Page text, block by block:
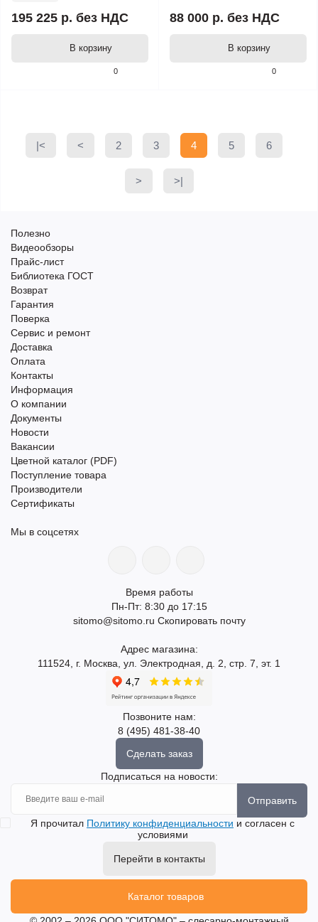
0
195 225 р. без НДС
В корзину
0
88 000 р. без НДС
В корзину
|< < 2 3 4 5 6
> >|
Полезно
Видеообзоры
Прайс-лист
Библиотека ГОСТ
Возврат
Гарантия
Поверка
Сервис и ремонт
Доставка
Оплата
Контакты
Информация
О компании
Документы
Новости
Вакансии
Цветной каталог (PDF)
Поступление товара
Производители
Сертификаты
Мы в соцсетях
Время работы
Пн-Пт: 8:30 до 17:15
sitomo@sitomo.ru Скопировать почту
Адрес магазина:
111524, г. Москва, ул. Электродная, д. 2, стр. 7, эт. 1
Позвоните нам:
8 (495) 481-38-40
Сделать заказ
Подписаться на новости:
Отправить
Я прочитал Политику конфиденциальности и согласен с
условиями
Перейти в контакты
Каталог товаров